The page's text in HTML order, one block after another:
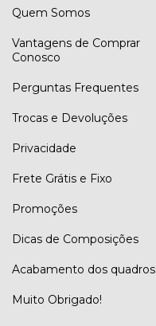
Quem Somos
Vantagens de Comprar
Conosco
Perguntas Frequentes
Trocas e Devoluções
Privacidade
Frete Grátis e Fixo
Promoções
Dicas de Composições
Acabamento dos quadros
Muito Obrigado!